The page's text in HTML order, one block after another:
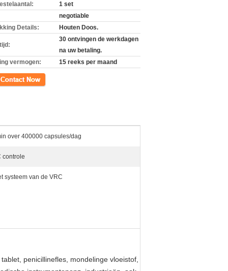
1 set
negotiable
Details:
Houten Doos.
30 ontvingen de werkdagen
na uw betaling.
vermogen:
15 reeks per maand
over 400000 capsules/dag
controle
systeem van de VRC
penicillinefles, mondelinge vloeistof,